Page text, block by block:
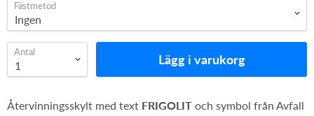
Fästmetod
Antal Lägg i varukorg
Återvinningsskylt med text FRIGOLIT och symbol från Avfall